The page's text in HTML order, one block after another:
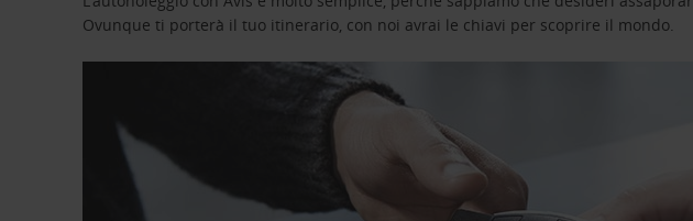
Ovunque ti porterà il tuo itinerario, con noi avrai le chiavi per scoprire il mondo.